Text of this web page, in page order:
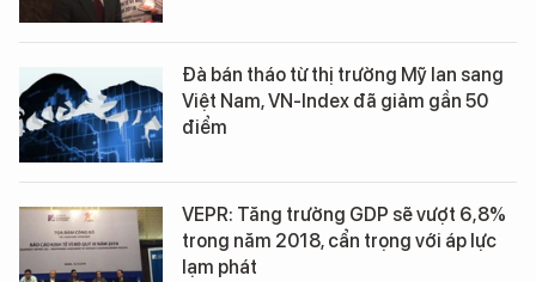
Đà bán tháo từ thị trường Mỹ lan sang
Việt Nam, VN-Index đã giảm gần 50
điểm
VEPR: Tăng trưởng GDP sẽ vượt 6,8%
trong năm 2018, cẩn trọng với áp lực
lạm phát